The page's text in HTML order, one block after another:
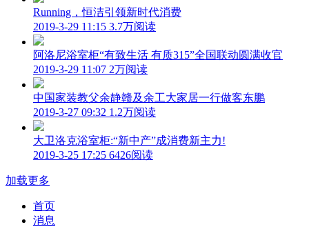
Running，恒洁引领新时代消费
2019-3-29 11:15 3.7万阅读
阿洛尼浴室柜“有致生活 有质315”全国联动圆满收官
2019-3-29 11:07 2万阅读
中国家装教父余静赣及余工大家居一行做客东鹏
2019-3-27 09:32 1.2万阅读
大卫洛克浴室柜:“新中产”成消费新主力!
2019-3-25 17:25 6426阅读
加载更多
首页
消息